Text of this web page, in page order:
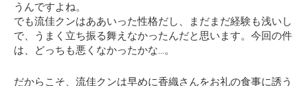
うんですよね。
でも流佳クンはああいった性格だし、まだまだ経験も浅いし
で、うまく立ち振る舞えなかったんだと思います。今回の件
は、どっちも悪くなかったかな…。
だからこそ、流佳クンは早めに香織さんをお礼の食事に誘う